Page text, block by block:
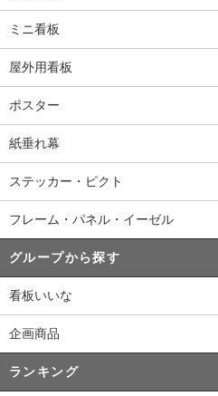
ミニ看板
屋外用看板
ポスター
紙垂れ幕
ステッカー・ピクト
フレーム・パネル・イーゼル
グループから探す
看板いいな
企画商品
ランキング